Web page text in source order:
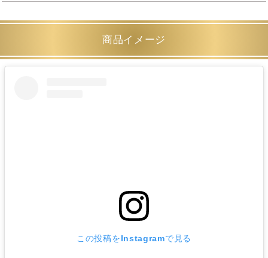
商品イメージ
この投稿をInstagramで見る